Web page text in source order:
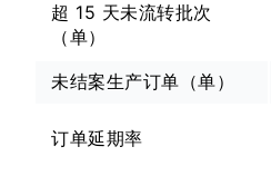
超 15 天未流转批次
（单）
未结案生产订单（单）
订单延期率